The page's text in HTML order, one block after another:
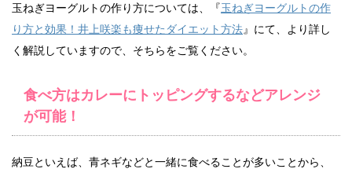
玉ねぎヨーグルトの作り方については、『玉ねぎヨーグルトの作
り方と効果！井上咲楽も痩せたダイエット方法』にて、より詳し
く解説していますので、そちらをご覧ください。
食べ方はカレーにトッピングするなどアレンジ
が可能！
納豆といえば、青ネギなどと一緒に食べることが多いことから、